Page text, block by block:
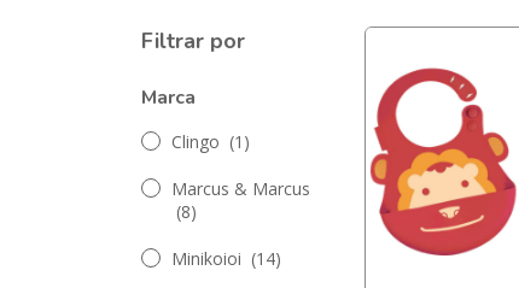
Filtrar por
Marca
Clingo (1)
Marcus & Marcus
(8)
Minikoioi (14)